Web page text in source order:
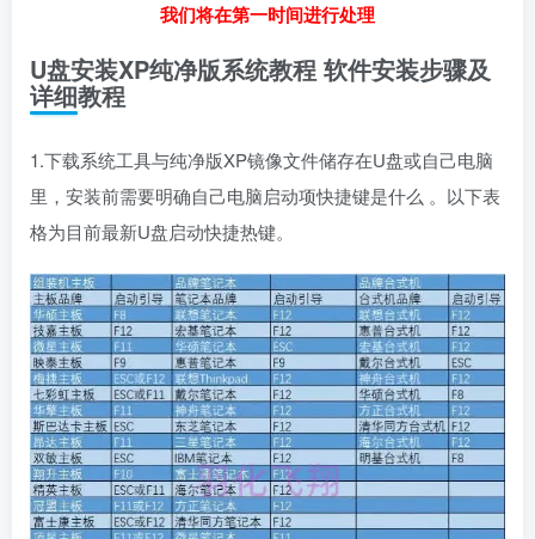
我们将在第一时间进行处理
U盘安装XP纯净版系统教程 软件安装步骤及
详细教程
1.下载系统工具与纯净版XP镜像文件储存在U盘或自己电脑
里，安装前需要明确自己电脑启动项快捷键是什么 。以下表
格为目前最新U盘启动快捷热键。